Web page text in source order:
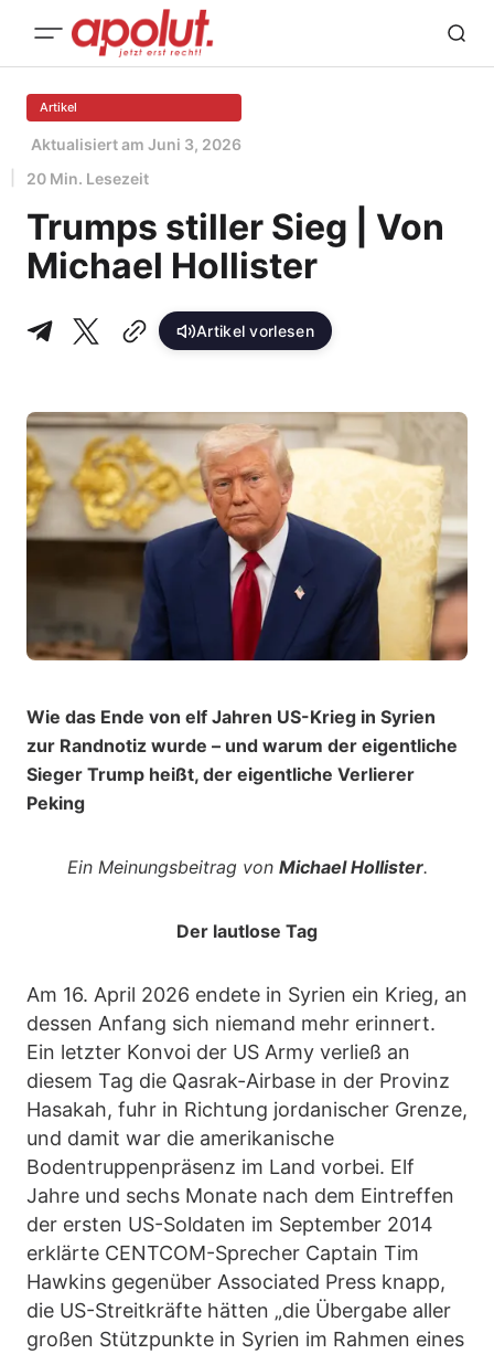
Artikel
Aktualisiert am Juni 3, 2026
20 Min. Lesezeit
Trumps stiller Sieg | Von
Michael Hollister
Artikel vorlesen
Wie das Ende von elf Jahren US-Krieg in Syrien
zur Randnotiz wurde – und warum der eigentliche
Sieger Trump heißt, der eigentliche Verlierer
Peking
Ein Meinungsbeitrag von Michael Hollister.
Der lautlose Tag
Am 16. April 2026 endete in Syrien ein Krieg, an
dessen Anfang sich niemand mehr erinnert.
Ein letzter Konvoi der US Army verließ an
diesem Tag die Qasrak-Airbase in der Provinz
Hasakah, fuhr in Richtung jordanischer Grenze,
und damit war die amerikanische
Bodentruppenpräsenz im Land vorbei. Elf
Jahre und sechs Monate nach dem Eintreffen
der ersten US-Soldaten im September 2014
erklärte CENTCOM-Sprecher Captain Tim
Hawkins gegenüber Associated Press knapp,
die US-Streitkräfte hätten „die Übergabe aller
großen Stützpunkte in Syrien im Rahmen eines